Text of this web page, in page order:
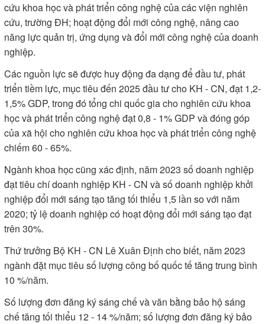
cứu khoa học và phát triển công nghệ của các viện nghiên
cứu, trường ĐH; hoạt động đổi mới công nghệ, nâng cao
năng lực quản trị, ứng dụng và đổi mới công nghệ của doanh
nghiệp.
Các nguồn lực sẽ được huy động đa dạng để đầu tư, phát
triển tiềm lực, mục tiêu đến 2025 đầu tư cho KH - CN, đạt 1,2-
1,5% GDP, trong đó tổng chi quốc gia cho nghiên cứu khoa
học và phát triển công nghệ đạt 0,8 - 1% GDP và đóng góp
của xã hội cho nghiên cứu khoa học và phát triển công nghệ
chiếm 60 - 65%.
Ngành khoa học cũng xác định, năm 2023 số doanh nghiệp
đạt tiêu chí doanh nghiệp KH - CN và số doanh nghiệp khởi
nghiệp đổi mới sáng tạo tăng tối thiểu 1,5 lần so với năm
2020; tỷ lệ doanh nghiệp có hoạt động đổi mới sáng tạo đạt
trên 30%.
Thứ trưởng Bộ KH - CN Lê Xuân Định cho biết, năm 2023
ngành đặt mục tiêu số lượng công bố quốc tế tăng trung bình
10 %/năm.
Số lượng đơn đăng ký sáng chế và văn bằng bảo hộ sáng
chế tăng tối thiểu 12 - 14 %/năm; số lượng đơn đăng ký bảo